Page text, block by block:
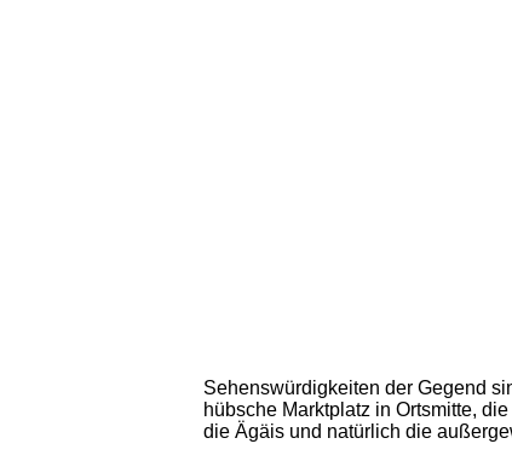
Sehenswürdigkeiten der Gegend
hübsche Marktplatz in Ortsmitte,
die Ägäis und natürlich die